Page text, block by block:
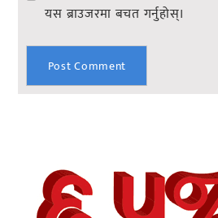
यस ब्राउजरमा बचत गर्नुहोस्।